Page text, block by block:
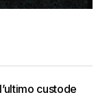
custode